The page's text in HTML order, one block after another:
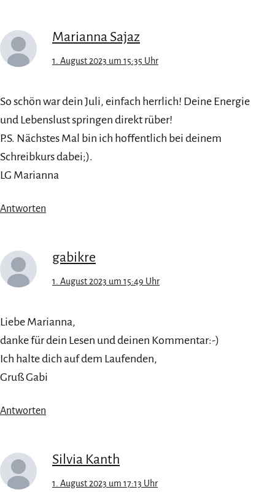
Marianna Sajaz
1. August 2023 um 15:35 Uhr
So schön war dein Juli, einfach herrlich! Deine Energie
und Lebenslust springen direkt rüber!
P.S. Nächstes Mal bin ich hoffentlich bei deinem
Schreibkurs dabei;).
LG Marianna
Antworten
gabikre
1. August 2023 um 15:49 Uhr
Liebe Marianna,
danke für dein Lesen und deinen Kommentar:-)
Ich halte dich auf dem Laufenden,
Gruß Gabi
Antworten
Silvia Kanth
1. August 2023 um 17:13 Uhr